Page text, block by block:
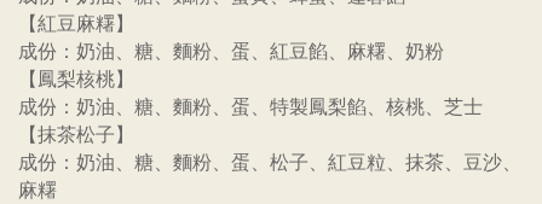
【紅豆麻糬】
成份：奶油、糖、麵粉、蛋、紅豆餡、麻糬、奶粉
【鳳梨核桃】
成份：奶油、糖、麵粉、蛋、特製鳳梨餡、核桃、芝士
【抹茶松子】
成份：奶油、糖、麵粉、蛋、松子、紅豆粒、抹茶、豆沙、
麻糬